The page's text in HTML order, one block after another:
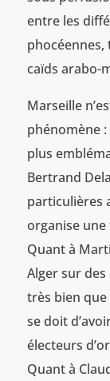
entre les
phocéennes,
caïds arabo-
Marseille
phénomène
plus
Bertrand
particulières
organise
Quant à
Alger sur
très bien
se doit
électeurs
Quant à